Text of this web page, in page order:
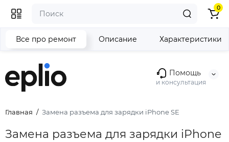
Помощь
и консультация
0
Главная Замена разъема для зарядки iPhone SE
Замена разъема для зарядки iPhone
Все про ремонт Описание Характеристики